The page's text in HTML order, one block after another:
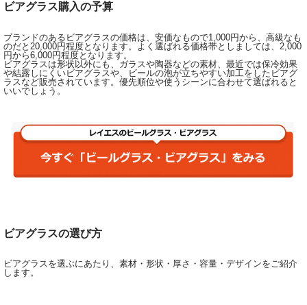
ビアグラス購入の予算
ブランドのあるビアグラスの価格は、安価なもので1,000円から、高級なも
のだと20,000円程度となります。よく選ばれる価格帯としましては、2,000
円から6,000円程度となります。
ビアグラスは形状以外にも、ガラスや陶器などの素材、最近では保冷効果
や結露しにくいビアグラスや、ビールの泡が立ちやすい加工をしたビアグ
ラスなど販売されています。優先順位や使うシーンに合わせて選ばれると
いいでしょう。
ビアグラスの選び方
ビアグラスを選ぶにあたり、素材・形状・厚さ・容量・デザインをご紹介
します。